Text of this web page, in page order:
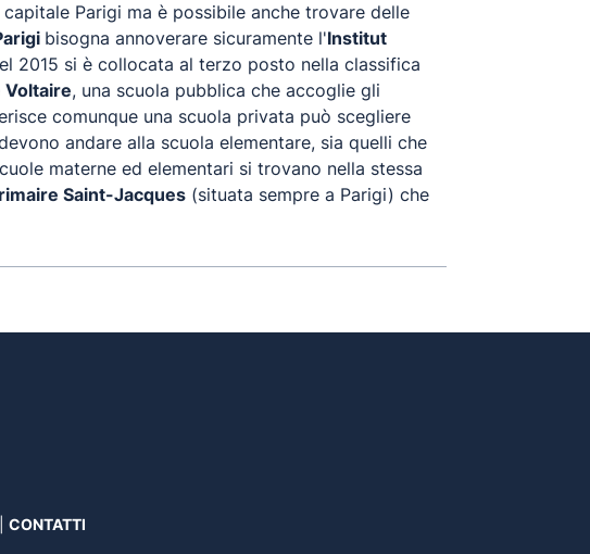
Parigi ma è possibile anche trovare delle
bisogna annoverare sicuramente l'Institut
2015 si è collocata al terzo posto nella classifica
Voltaire, una scuola pubblica che accoglie gli
comunque una scuola privata può scegliere
andare alla scuola elementare, sia quelli che
materne ed elementari si trovano nella stessa
Saint-Jacques (situata sempre a Parigi) che
CONTATTI